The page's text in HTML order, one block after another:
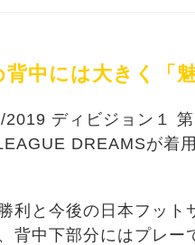
中には大きく「
ディビジョン１
DREAMSが着
利と今後の日本フット
中下部分にはプレー